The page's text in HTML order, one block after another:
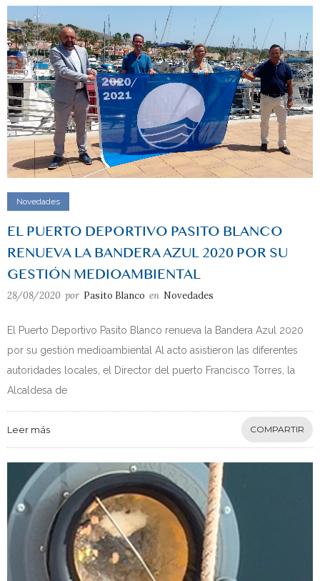
Novedades
EL PUERTO DEPORTIVO PASITO BLANCO
RENUEVA LA BANDERA AZUL 2020 POR SU
GESTIÓN MEDIOAMBIENTAL
28/08/2020 por Pasito Blanco en Novedades
El Puerto Deportivo Pasito Blanco renueva la Bandera Azul 2020
por su gestión medioambiental Al acto asistieron las diferentes
autoridades locales, el Director del puerto Francisco Torres, la
Alcaldesa de
Leer más COMPARTIR